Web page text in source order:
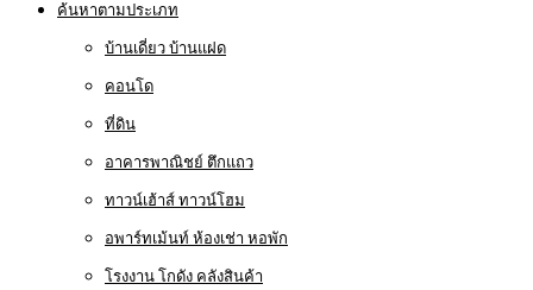
ค้นหาตามประเภท
บ้านเดี่ยว บ้านแฝด
คอนโด
ที่ดิน
อาคารพาณิชย์ ตึกแถว
ทาวน์เฮ้าส์ ทาวน์โฮม
อพาร์ทเม้นท์ ห้องเช่า หอพัก
โรงงาน โกดัง คลังสินค้า